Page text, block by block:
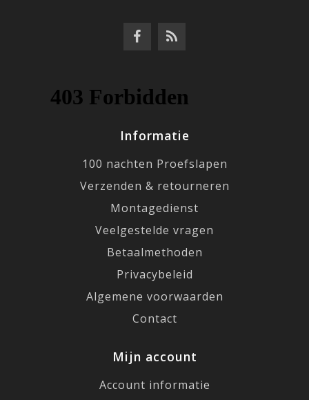
Informatie
100 nachten Proefslapen
Verzenden & retourneren
Montagedienst
Veelgestelde vragen
Betaalmethoden
Privacybeleid
Algemene voorwaarden
Contact
Mijn account
Account informatie